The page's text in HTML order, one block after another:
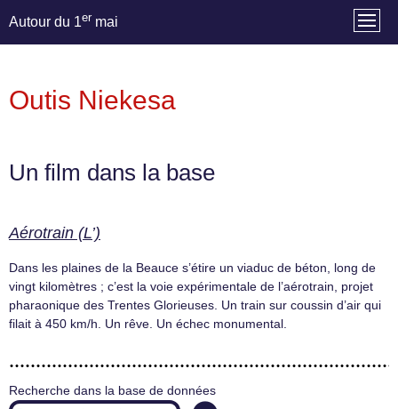
Autour du 1er mai
Outis Niekesa
Un film dans la base
Aérotrain (L’)
Dans les plaines de la Beauce s’étire un viaduc de béton, long de
vingt kilomètres ; c’est la voie expérimentale de l’aérotrain, projet
pharaonique des Trentes Glorieuses. Un train sur coussin d’air qui
filait à 450 km/h. Un rêve. Un échec monumental.
Recherche dans la base de données